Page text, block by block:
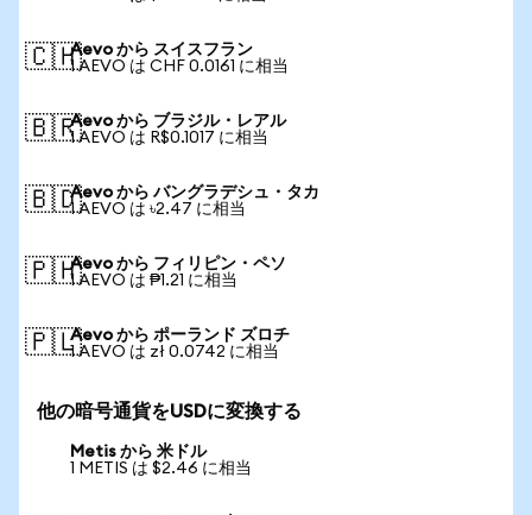
🇨🇭Aevo から スイスフラン
1 AEVO は CHF 0.0161 に相当
🇧🇷Aevo から ブラジル・レアル
1 AEVO は R$0.1017 に相当
🇧🇩Aevo から バングラデシュ・タカ
1 AEVO は ৳2.47 に相当
🇵🇭Aevo から フィリピン・ペソ
1 AEVO は ₱1.21 に相当
🇵🇱Aevo から ポーランド ズロチ
1 AEVO は zł 0.0742 に相当
他の暗号通貨をUSDに変換する
Metis から 米ドル
1 METIS は $2.46 に相当